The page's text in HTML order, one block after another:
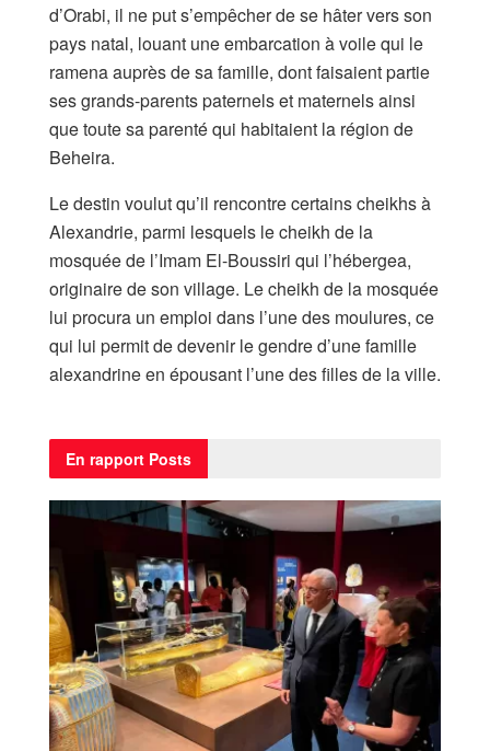
d’Orabi, il ne put s’empêcher de se hâter vers son
pays natal, louant une embarcation à voile qui le
ramena auprès de sa famille, dont faisaient partie
ses grands-parents paternels et maternels ainsi
que toute sa parenté qui habitaient la région de
Beheira.
Le destin voulut qu’il rencontre certains cheikhs à
Alexandrie, parmi lesquels le cheikh de la
mosquée de l’Imam El-Boussiri qui l’hébergea,
originaire de son village. Le cheikh de la mosquée
lui procura un emploi dans l’une des moulures, ce
qui lui permit de devenir le gendre d’une famille
alexandrine en épousant l’une des filles de la ville.
En rapport Posts